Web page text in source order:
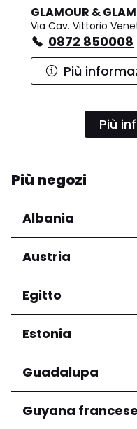
GLAMOUR &
Via Cav. Vittorio
0872 850008
Più
Più
Più negozi
Albania
Regioni
Qarku i
Austria
Regioni
Salzburg
Wien
Egitto
Regioni
Estonia
Regioni
Harju
Tartu
Guadalupa
Regioni
Guyana francese